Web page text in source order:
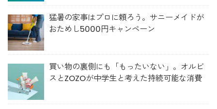
猛暑の家事はプロに頼ろう。サニーメイドが
おためし5000円キャンペーン
買い物の裏側にも「もったいない」。オルビ
スとZOZOが中学生と考えた持続可能な消費